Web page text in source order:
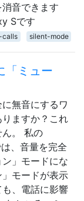
音できます
Sです
calls silent-mode
「ミュー
無音にするワ
ますか？これ
。 私の
、音量を完全
」モードにな
モードが表示
、電話に影響